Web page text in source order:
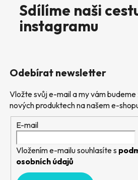
Sdílíme naši
instagramu
Odebírat newsletter
Vložte svůj e-mail a my vám
nových produktech na našem e-
E-mail
Vložením e-mailu souhlasíte s
osobních údajů